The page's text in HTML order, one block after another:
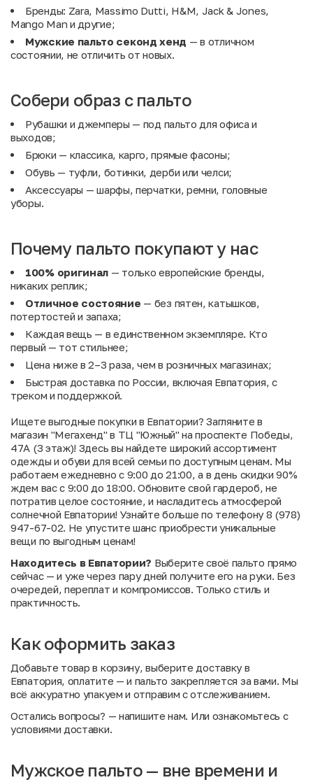
Бренды: Zara, Massimo Dutti, H&M, Jack & Jones,
Mango Man и другие;
Мужские пальто секонд хенд — в отличном
состоянии, не отличить от новых.
Собери образ с пальто
Рубашки и джемперы — под пальто для офиса и
выходов;
Брюки — классика, карго, прямые фасоны;
Обувь — туфли, ботинки, дерби или челси;
Аксессуары — шарфы, перчатки, ремни, головные
уборы.
Почему пальто покупают у нас
100% оригинал — только европейские бренды,
никаких реплик;
Отличное состояние — без пятен, катышков,
потертостей и запаха;
Каждая вещь — в единственном экземпляре. Кто
первый — тот стильнее;
Цена ниже в 2–3 раза, чем в розничных магазинах;
Быстрая доставка по России, включая Евпатория, с
треком и поддержкой.
Ищете выгодные покупки в Евпатории? Загляните в
магазин "Мегахенд" в ТЦ "Южный" на проспекте Победы,
47А (3 этаж)! Здесь вы найдете широкий ассортимент
одежды и обуви для всей семьи по доступным ценам. Мы
работаем ежедневно с 9:00 до 21:00, а в день скидки 90%
ждем вас с 9:00 до 18:00. Обновите свой гардероб, не
потратив целое состояние, и насладитесь атмосферой
солнечной Евпатории! Узнайте больше по телефону 8 (978)
947-67-02. Не упустите шанс приобрести уникальные
вещи по выгодным ценам!
Находитесь в Евпатории? Выберите своё пальто прямо
сейчас — и уже через пару дней получите его на руки. Без
очередей, переплат и компромиссов. Только стиль и
практичность.
Как оформить заказ
Добавьте товар в корзину, выберите доставку в
Евпатория, оплатите — и пальто закрепляется за вами. Мы
всё аккуратно упакуем и отправим с отслеживанием.
Остались вопросы? — напишите нам. Или ознакомьтесь с
условиями доставки.
Мужское пальто — вне времени и